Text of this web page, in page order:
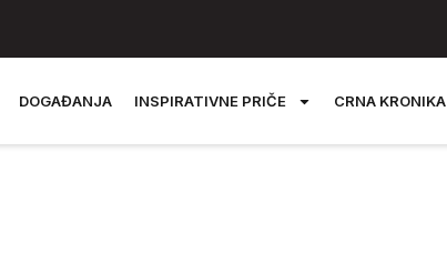
DOGAĐANJA INSPIRATIVNE PRIČE CRNA KRONIKA